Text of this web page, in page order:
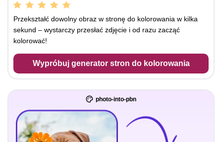
Przekształć dowolny obraz w stronę do kolorowania w kilka
sekund – wystarczy przesłać zdjęcie i od razu zacząć
kolorować!
Wypróbuj generator stron do kolorowania
photo-into-pbn